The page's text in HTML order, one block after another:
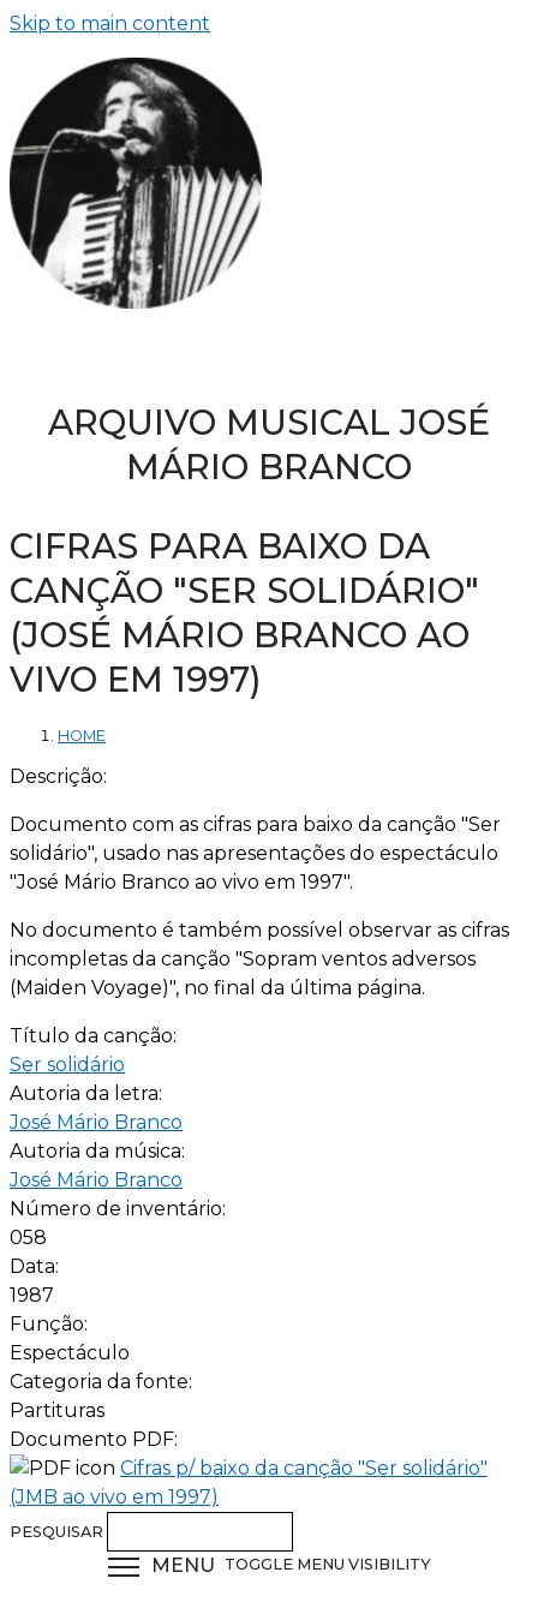
Skip to main content
ARQUIVO MUSICAL JOSÉ
MÁRIO BRANCO
CIFRAS PARA BAIXO DA
CANÇÃO "SER SOLIDÁRIO"
(JOSÉ MÁRIO BRANCO AO
VIVO EM 1997)
HOME
Descrição:
Documento com as cifras para baixo da canção "Ser
solidário", usado nas apresentações do espectáculo
"José Mário Branco ao vivo em 1997".
No documento é também possível observar as cifras
incompletas da canção "Sopram ventos adversos
(Maiden Voyage)", no final da última página.
Título da canção:
Ser solidário
Autoria da letra:
José Mário Branco
Autoria da música:
José Mário Branco
Número de inventário:
058
Data:
1987
Função:
Espectáculo
Categoria da fonte:
Partituras
Documento PDF:
Cifras p/ baixo da canção "Ser solidário"
(JMB ao vivo em 1997)
PESQUISAR
MENU TOGGLE MENU VISIBILITY